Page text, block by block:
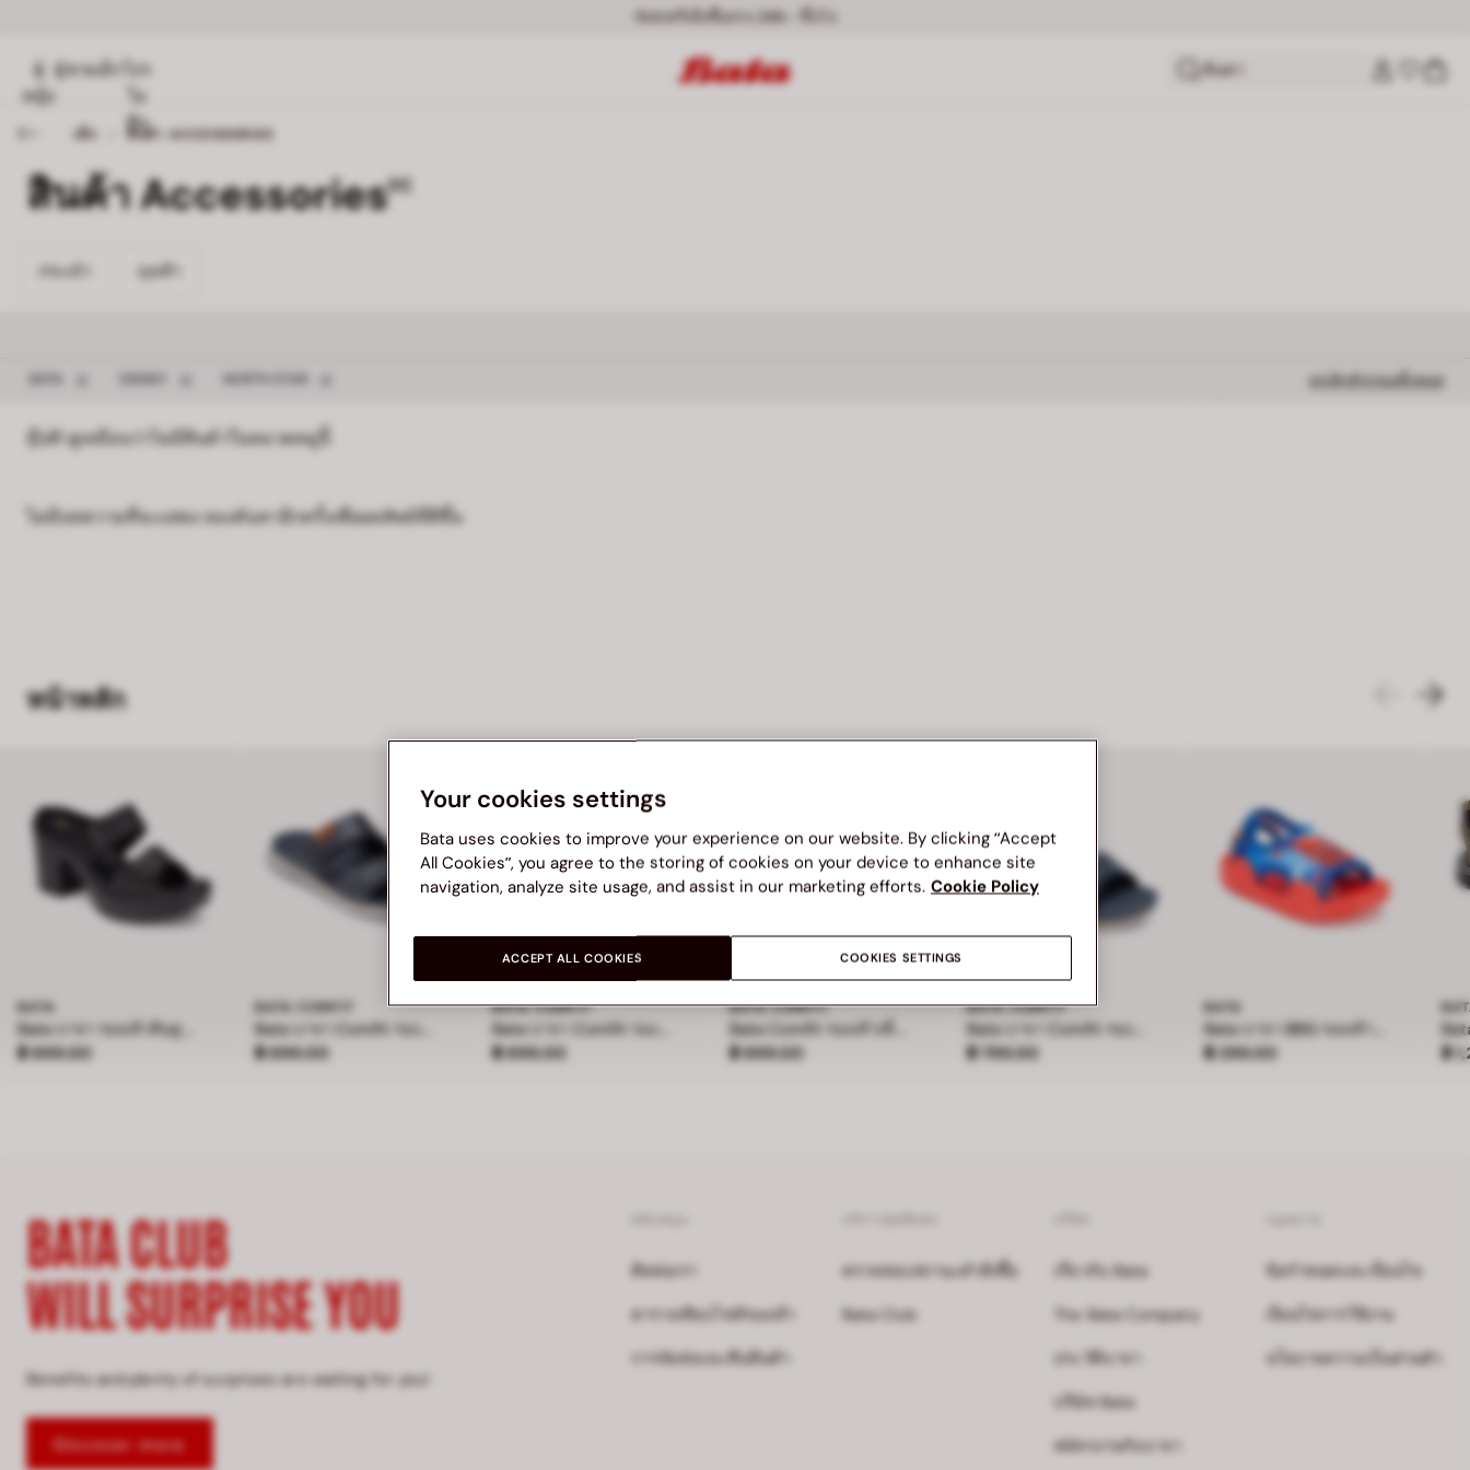
จัดส่งฟรีเมื่อซื้อครบ 399.- ขึ้นไป
หญิง
ผู้ชายเด็ก
โม
ชั่น
ค้นหา
สินค้า ACCESSORIES
สินค้า Accessories[0]
กระเป๋า
กระเป๋า 0 ถุงเท้า
ถุงเท้า 0
ลบตัวกรอง BATA
DISNEY ลบตัวกรอง DISNEY ลบตัวกรอง NORTH STAR ยกเลิกตัวกรองทั้งหมด
อุ๊ปส์! ดูเหมือนว่าไม่มีสินค้าในหมวดหมู่นี้
ไม่มีบทความที่จะแสดง ลองค้นหาอีกครั้งเพื่อผลลัพธ์ที่ดีขึ้น
หน้าหลัก
BATA
Bata บาจา รองเท้าส้นสูง แบบสวม สูง 4 นิ้ว สำหรับผู้หญิง รุ่น BELLE
ราคา ฿ 899.00
฿ 899.00
BATA COMFIT
ราคา ฿ 899.00
฿ 899.00
BATA COMFIT
ราคา ฿ 899.00
฿ 899.00
BATA COMFIT
ราคา ฿ 899.00
฿ 899.00
BATA COMFIT
ราคา ฿ 799.00
฿ 799.00
BATA
ราคา ฿ 299.00
฿ 299.00 รา
฿
BATA CLUB
WILL SURPRISE YOU
Benefits and plenty of surprises are waiting for you!
Discover more
ติดต่อเรา
ตารางเทียบไซส์รองเท้า
การจัดส่งและคืนสินค้า
ตรวจสอบสถานะคำสั่งซื้อ
Bata Club
เกี่ยวกับ Bata
The Bata Company
ประวัติบาจา
บริษัท Bata
สมัครงานกับบาจา
ข้อกำหนดและเงื่อนไข
เงื่อนไขการใช้งาน
นโยบายความเป็นส่วนตัว
Your cookies settings
Bata uses cookies to improve your experience on our website. By clicking “Accept
All Cookies”, you agree to the storing of cookies on your device to enhance site
navigation, analyze site usage, and assist in our marketing efforts. Cookie Policy
COOKIES SETTINGS
ACCEPT ALL COOKIES